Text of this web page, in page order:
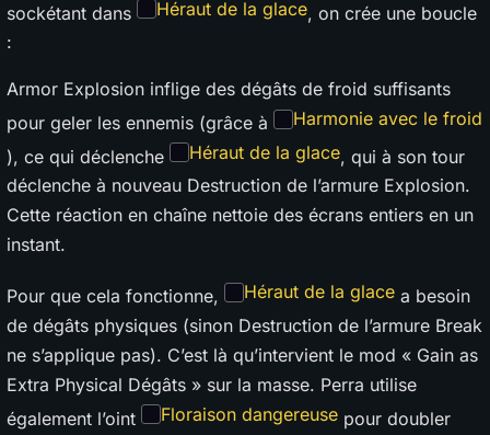
sockétant dans
Héraut de la glace, on crée une boucle
:
Armor Explosion inflige des dégâts de froid suffisants
pour geler les ennemis (grâce à
Harmonie avec le froid
), ce qui déclenche
Héraut de la glace, qui à son tour
déclenche à nouveau Destruction de l’armure Explosion.
Cette réaction en chaîne nettoie des écrans entiers en un
instant.
Pour que cela fonctionne, Héraut de la glace a besoin
de dégâts physiques (sinon Destruction de l’armure Break
ne s’applique pas). C’est là qu’intervient le mod « Gain as
Extra Physical Dégâts » sur la masse. Perra utilise
également l’oint
Floraison dangereuse pour doubler